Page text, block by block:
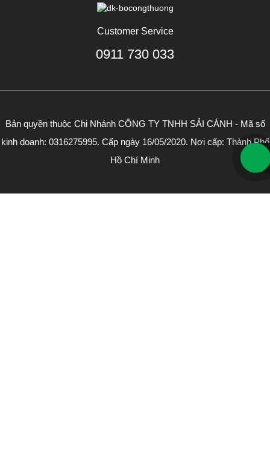
Customer Service
0911 730 033
Bản quyền thuộc Chi Nhánh CÔNG TY TNHH SẢI CÁNH - Mã số
kinh doanh: 0316275995. Cấp ngày 16/05/2020. Nơi cấp: Thành Phố
Hồ Chí Minh